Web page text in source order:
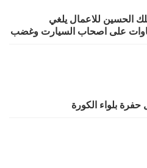
الحسين للاعمال يلغي
على اصحاب السيارت وغضب
بلواء الكورة